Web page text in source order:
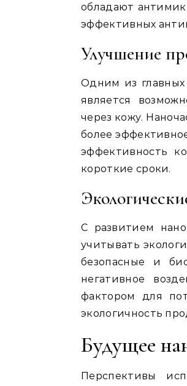
обладают
эффективных
Улучшение
Одним из главных
является
через кожу.
более
эффективность
короткие сроки.
С развитием
учитывать
безопасные и
негативное
фактором для
экологичность
Будущее
Перспективы